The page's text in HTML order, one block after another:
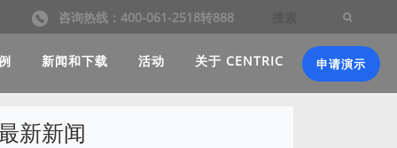
咨询热线：400-061-2518转888
新闻和下载 活动 关于 CENTRIC 申请演示
新新闻